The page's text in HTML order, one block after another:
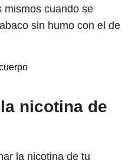
mismos cuando se
sin humo con el de
nicotina de
la nicotina de tu